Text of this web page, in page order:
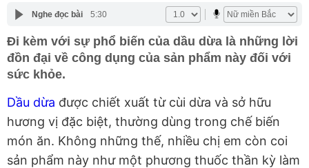
Nghe đọc bài 5:30
Đi kèm với sự phổ biến của dầu dừa là những lời
đồn đại về công dụng của sản phẩm này đối với
sức khỏe.
Dầu dừa được chiết xuất từ cùi dừa và sở hữu
hương vị đặc biệt, thường dùng trong chế biến
món ăn. Không những thế, nhiều chị em còn coi
sản phẩm này như một phương thuốc thần kỳ làm